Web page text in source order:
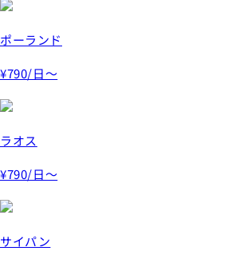
ポーランド
¥790/日～
ラオス
¥790/日～
サイパン